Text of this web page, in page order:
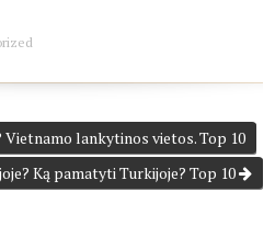
lankytinos vietos. Top 10
Ką pamatyti Turkijoje? Top 10